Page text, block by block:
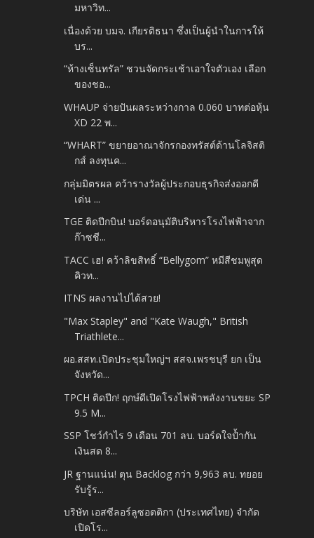
มหาวิท...
เนื่องด้วย บมจ. เกียรติธนา ซึ่งเป็นผู้นำในการให้
บร...
“ห้างเซ็นทรัล” ชวนจัดกระเช้าเอาใจตัวเอง เลือก
ของชอ...
WHAUP จ่ายปันผลระหว่างกาล 0.060 บาทต่อหุ้น
XD 22 พ...
“WHART” ขยายอาณาจักรกองทรัสต์ด้านโลจิสติ
กส์ ลงทุนค...
กลุ่มมิตรผล คว้ารางวัลผู้ประกอบธุรกิจส่งออกดี
เด่น ...
TGE ติดปีกบิน! บอร์ดอนุมัติบริหารโรงไฟฟ้าจาก
ก๊าซชี...
TACC เฮ! คว้าลิขสิทธิ์ “Bellygom” หมีสีชมพูสุด
คิวท...
ITNS ผลงานไปได้สวย!
"Max Stapley" and "Kate Waugh," British
Triathlete...
ผอ.สสท.เปิดประชุมใหญ่ฯ สสจ.เพรชบุรี ยก เป็น
จังหวัด...
TPCH ติดปีก! ฤกษ์ดีเปิดโรงไฟฟ้าพลังงานขยะ SP
9.5 M...
SSP โชว์กำไร 9 เดือน 701 ลบ. บอร์ดใจป้ำกัน
เงินสด 8...
JR ฐานแน่น! ตุน Backlog กว่า 9,963 ลบ. ทยอย
รับรู้ร...
บริษัท เอสซีลอร์ลูซอตติกา (ประเทศไทย) จำกัด
เปิดโร...